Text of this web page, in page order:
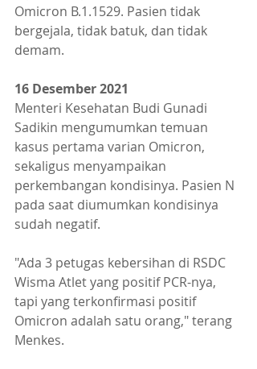
Omicron B.1.1529. Pasien tidak
bergejala, tidak batuk, dan tidak
demam.
16 Desember 2021
Menteri Kesehatan Budi Gunadi
Sadikin mengumumkan temuan
kasus pertama varian Omicron,
sekaligus menyampaikan
perkembangan kondisinya. Pasien N
pada saat diumumkan kondisinya
sudah negatif.
"Ada 3 petugas kebersihan di RSDC
Wisma Atlet yang positif PCR-nya,
tapi yang terkonfirmasi positif
Omicron adalah satu orang," terang
Menkes.